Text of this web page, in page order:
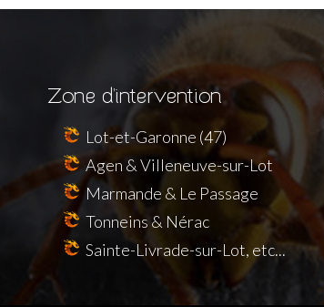
Zone d’intervention
Lot-et-Garonne (47)
Agen & Villeneuve-sur-Lot
Marmande & Le Passage
Tonneins & Nérac
Sainte-Livrade-sur-Lot, etc...